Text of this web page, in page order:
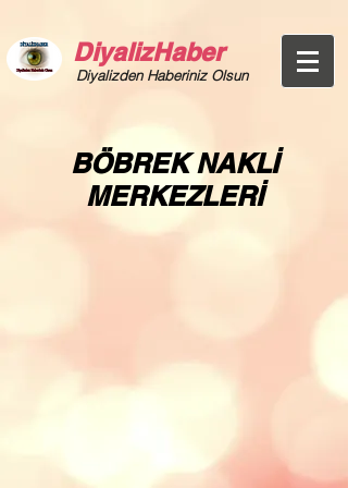
DiyalizHaber
Diyalizden Haberiniz Olsun
BÖBREK NAKLİ
MERKEZLERİ